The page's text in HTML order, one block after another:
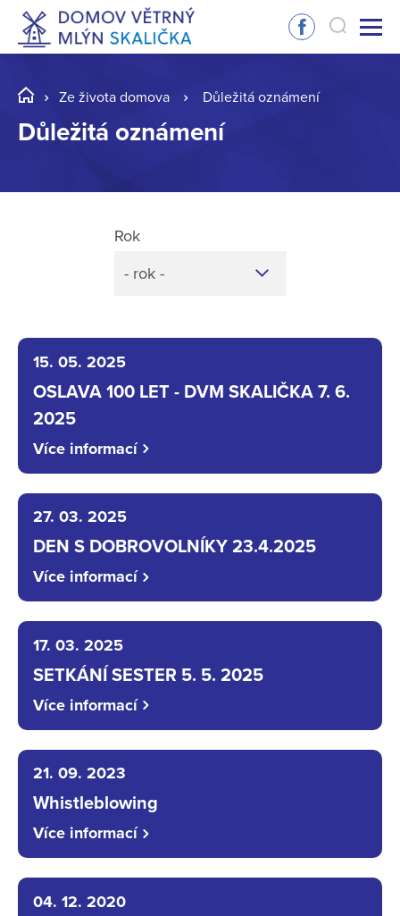
Ze života domova Důležitá oznámení
Důležitá oznámení
Rok
- rok -
15. 05. 2025
OSLAVA 100 LET - DVM SKALIČKA 7. 6.
2025
Více informací
27. 03. 2025
DEN S DOBROVOLNÍKY 23.4.2025
Více informací
17. 03. 2025
SETKÁNÍ SESTER 5. 5. 2025
Více informací
21. 09. 2023
Whistleblowing
Více informací
04. 12. 2020